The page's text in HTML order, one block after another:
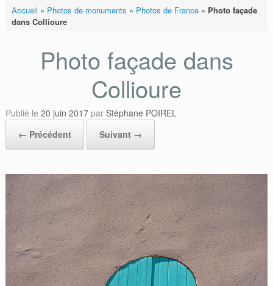
Accueil » Photos de monuments » Photos de France» Photo façade
dans Collioure
Photo façade dans
Collioure
Publié le 20 juin 2017 par Stéphane POIREL
← Précédent
Suivant →